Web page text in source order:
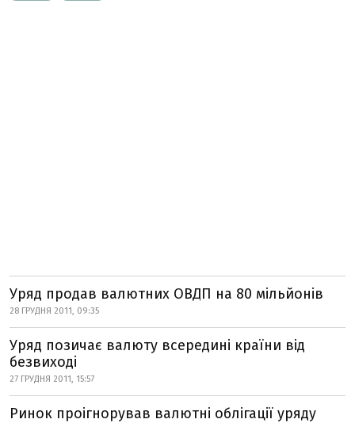
Уряд продав валютних ОВДП на 80 мільйонів
28 ГРУДНЯ 2011, 09:35
Уряд позичає валюту всередині країни від
безвиході
27 ГРУДНЯ 2011, 15:57
Ринок проігнорував валютні облігації уряду